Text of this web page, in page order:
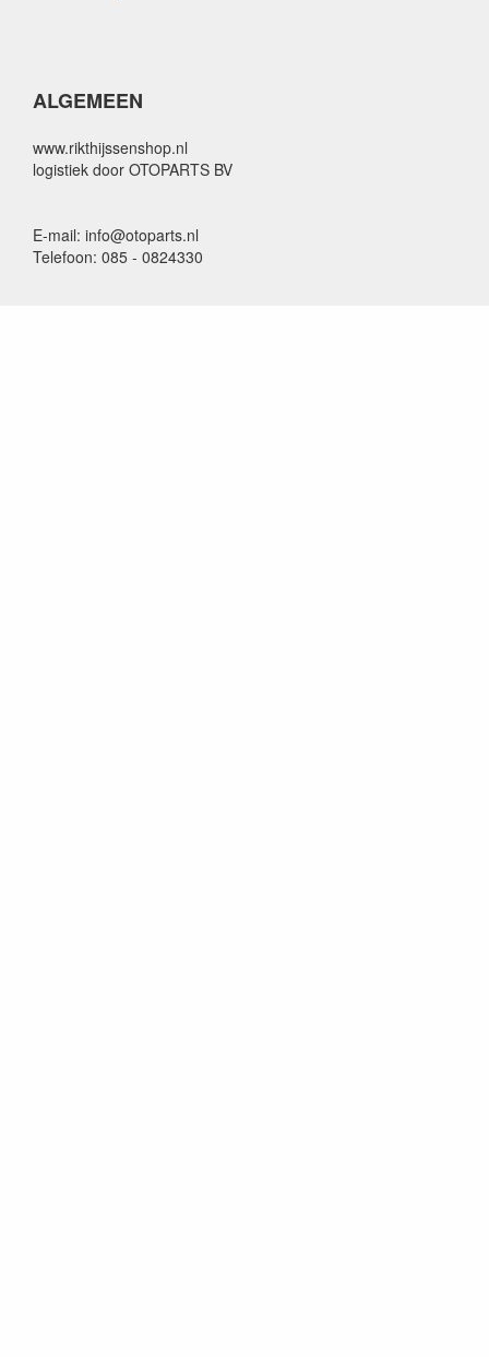
ALGEMEEN
www.rikthijssenshop.nl
logistiek door OTOPARTS BV
E-mail: info@otoparts.nl
Telefoon: 085 - 0824330